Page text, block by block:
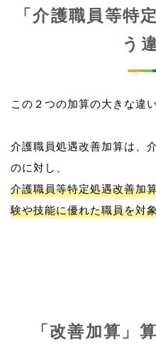
「介護職員等特
う
この２つの加算の大きな違
介護職員処遇改善加算は、
介護職員等特定処遇改善加
験や技能に優れた職員を対
「改善加算」